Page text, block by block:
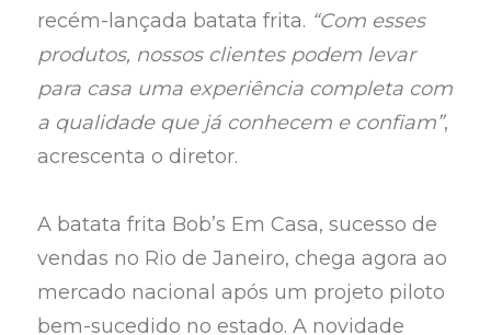
recém-lançada batata frita. “Com esses
produtos, nossos clientes podem levar
para casa uma experiência completa com
a qualidade que já conhecem e confiam”,
acrescenta o diretor.
A batata frita Bob’s Em Casa, sucesso de
vendas no Rio de Janeiro, chega agora ao
mercado nacional após um projeto piloto
bem-sucedido no estado. A novidade